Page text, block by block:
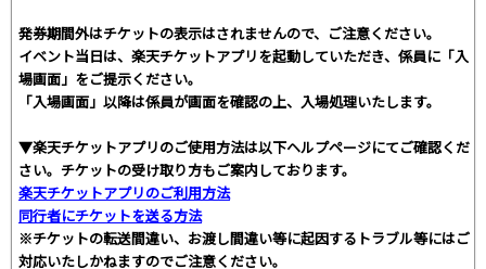
発券期間外はチケットの表示はされませんので、ご注意ください。
イベント当日は、楽天チケットアプリを起動していただき、係員に「入
場画面」をご提示ください。
「入場画面」以降は係員が画面を確認の上、入場処理いたします。
▼楽天チケットアプリのご使用方法は以下ヘルプページにてご確認くだ
さい。チケットの受け取り方もご案内しております。
楽天チケットアプリのご利用方法
同行者にチケットを送る方法
※チケットの転送間違い、お渡し間違い等に起因するトラブル等にはご
対応いたしかねますのでご注意ください。